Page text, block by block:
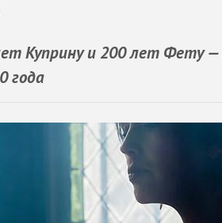
Куприну и 200 лет Фету
года